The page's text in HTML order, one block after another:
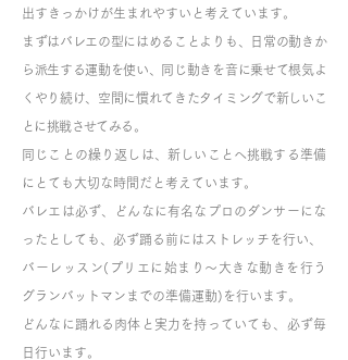
出すきっかけが生まれやすいと考えています。
まずはバレエの型にはめることよりも、日常の動きか
ら派生する運動を使い、同じ動きを音に乗せて根気よ
くやり続け、空間に慣れてきたタイミングで新しいこ
とに挑戦させてみる。
同じことの繰り返しは、新しいことへ挑戦する準備
にとても大切な時間だと考えています。
バレエは必ず、どんなに有名なプロのダンサーにな
ったとしても、必ず踊る前にはストレッチを行い、
バーレッスン(プリエに始まり〜大きな動きを行う
グランバットマンまでの準備運動)を行います。
どんなに踊れる肉体と実力を持っていても、必ず毎
日行います。